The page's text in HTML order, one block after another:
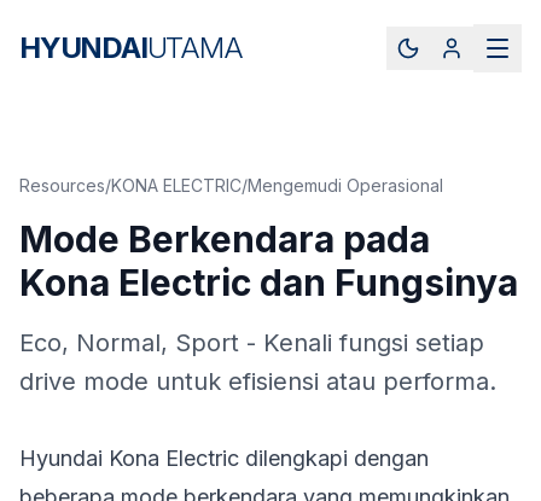
HYUNDAIUTAMA
Resources/KONA ELECTRIC/Mengemudi Operasional
Mode Berkendara pada
Kona Electric dan Fungsinya
Eco, Normal, Sport - Kenali fungsi setiap
drive mode untuk efisiensi atau performa.
Hyundai Kona Electric dilengkapi dengan